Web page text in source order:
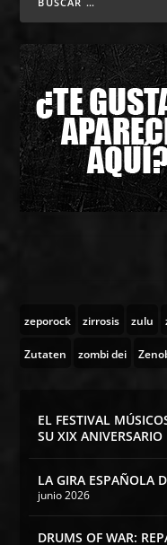
zeporock zirrosis zulu
Zutaten zombi dei
EL FESTIVAL
SU XIX
LA GIRA ESPAÑOLA
junio 2026
DRUMS OF WAR: